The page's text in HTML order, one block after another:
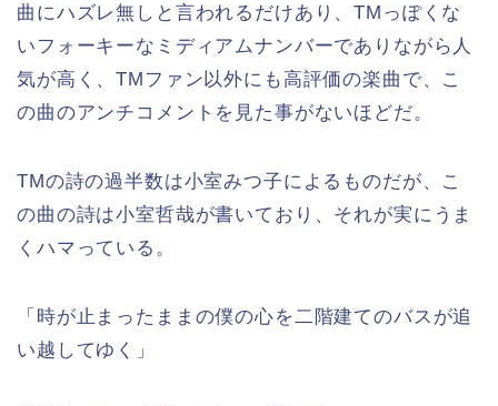
曲にハズレ無しと言われるだけあり、TMっぽくな
いフォーキーなミディアムナンバーでありながら人
気が高く、TMファン以外にも高評価の楽曲で、こ
の曲のアンチコメントを見た事がないほどだ。
TMの詩の過半数は小室みつ子によるものだが、こ
の曲の詩は小室哲哉が書いており、それが実にうま
くハマっている。
「時が止まったままの僕の心を二階建てのバスが追
い越してゆく」